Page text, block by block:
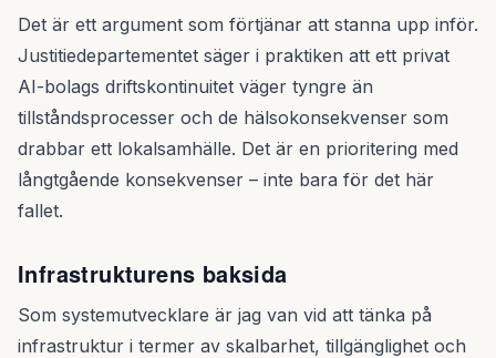
Det är ett argument som förtjänar att stanna upp inför.
Justitiedepartementet säger i praktiken att ett privat
AI-bolags driftskontinuitet väger tyngre än
tillståndsprocesser och de hälsokonsekvenser som
drabbar ett lokalsamhälle. Det är en prioritering med
långtgående konsekvenser – inte bara för det här
fallet.
Infrastrukturens baksida
Som systemutvecklare är jag van vid att tänka på
infrastruktur i termer av skalbarhet, tillgänglighet och